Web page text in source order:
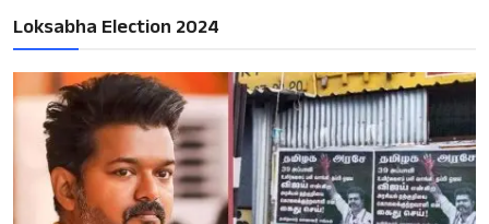
Loksabha Election 2024